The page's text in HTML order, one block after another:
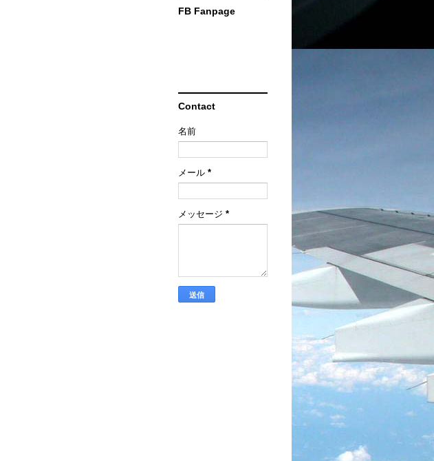
FB Fanpage
Contact
名前
メール *
メッセージ *